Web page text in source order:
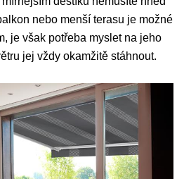
nebo menší terasu je možné
je však potřeba myslet na jeho
jej vždy okamžitě stáhnout.